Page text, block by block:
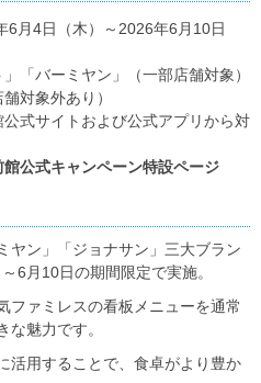
6月4日（木）～2026年6月10日
「バーミヤン」（一部店舗対象）
対象外あり）
式サイトおよび公式アプリから対
館公式キャンペーン特設ページ
ヤン」「ジョナサン」三大ブラン
6月10日の期間限定で実施。
ファミレスの看板メニューを通常
な魅力です。
活用することで、食卓がより豊か